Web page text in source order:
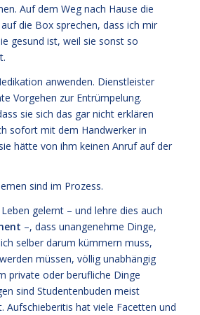
Auf dem Weg nach Hause die
die Box sprechen, dass ich mir
gesund ist, weil sie sonst so
anwenden. Dienstleister
Vorgehen zur Entrümpelung.
sie sich das gar nicht erklären
sofort mit dem Handwerker in
hätte von ihm keinen Anruf auf der
sind im Prozess.
gelernt – und lehre dies auch
–, dass unangenehme Dinge,
selber darum kümmern muss,
müssen, völlig unabhängig
private oder berufliche Dinge
sind Studentenbuden meist
Aufschieberitis hat viele Facetten und